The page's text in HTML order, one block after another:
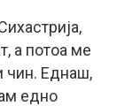
а потоа ме
чин. Еднаш,
едно